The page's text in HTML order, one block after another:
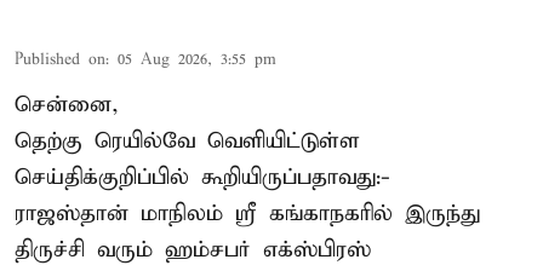
Published on: 05 Aug 2026, 3:55 pm
சென்னை,
தெற்கு ரெயில்வே வெளியிட்டுள்ள
செய்திக்குறிப்பில் கூறியிருப்பதாவது:-
ராஜஸ்தான் மாநிலம் ஸ்ரீ கங்காநகரில் இருந்து
திருச்சி வரும் ஹம்சபர் எக்ஸ்பிரஸ்